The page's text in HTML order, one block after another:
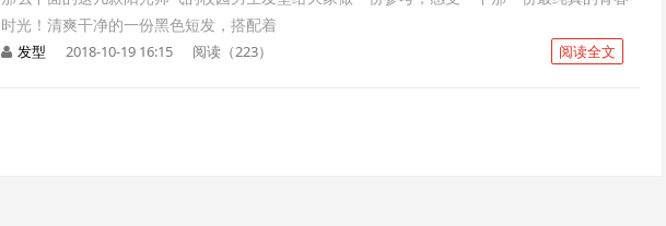
时光！清爽干净的一份黑色短发，搭配着
阅读全文
发型 2018-10-19 16:15 阅读（223）